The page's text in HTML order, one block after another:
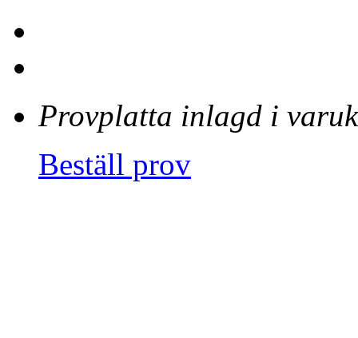
Provplatta inlagd i
Beställ prov